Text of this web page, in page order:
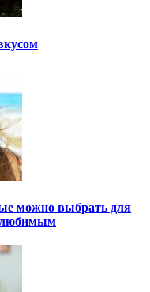
можно выбрать для
любимым